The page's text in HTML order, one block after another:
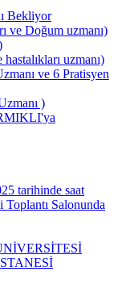
Bekliyor
ve Doğum uzmanı)
uzmanı)
ve 6 Pratisyen
)
tarihinde saat
Salonunda